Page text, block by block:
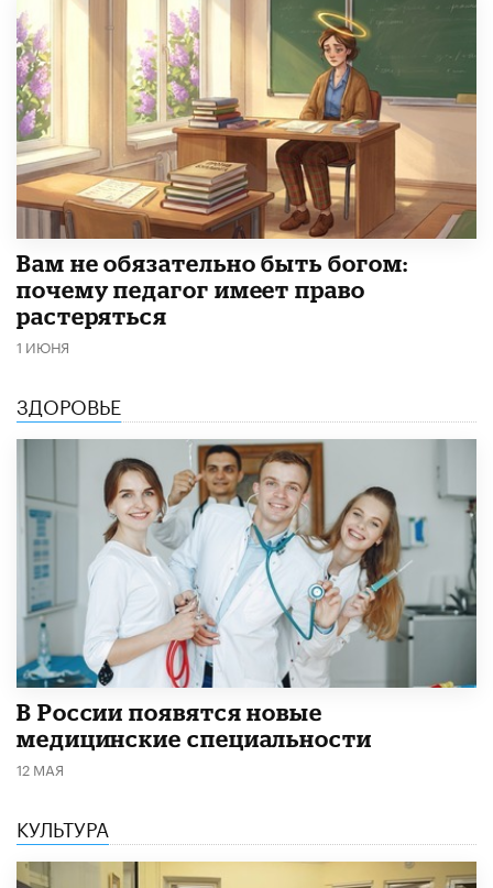
​Вам не обязательно быть богом:
почему педагог имеет право
растеряться
1 ИЮНЯ
ЗДОРОВЬЕ
В России появятся новые
медицинские специальности
12 МАЯ
КУЛЬТУРА